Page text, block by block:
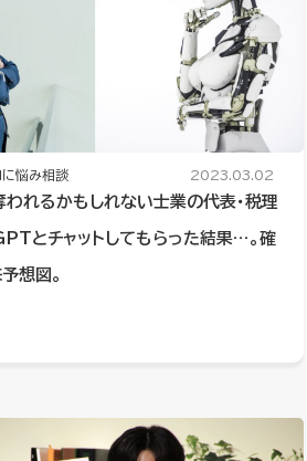
に悩み相談 2023.03.02
れるかもしれない士業の代表・税理
とチャットしてもらった結果…。確
想図。